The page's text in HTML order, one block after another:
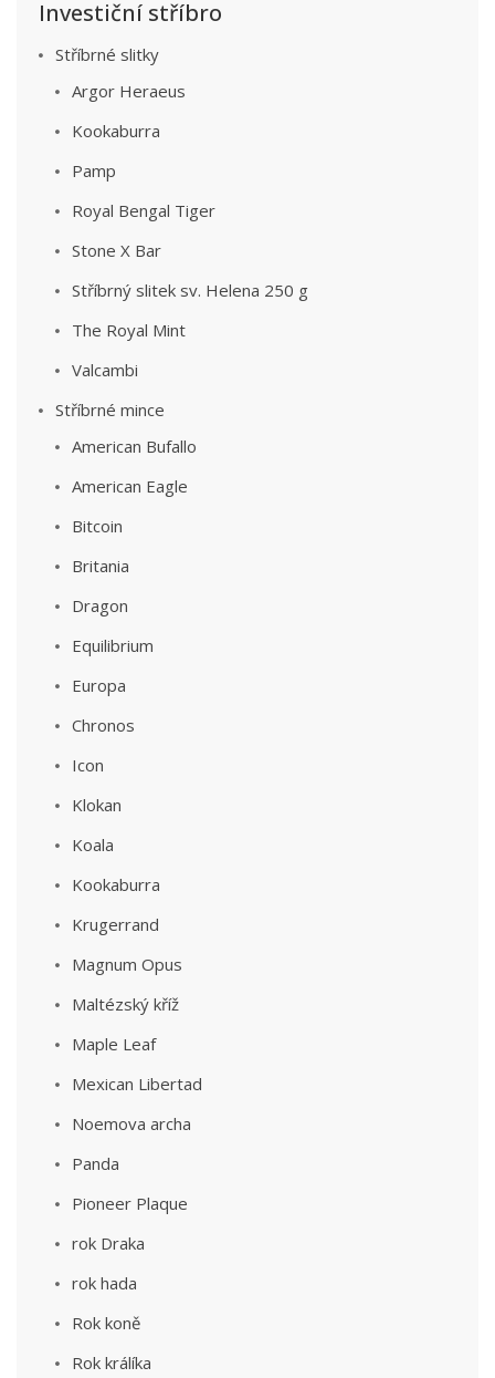
Investiční stříbro
Stříbrné slitky
Argor Heraeus
Kookaburra
Pamp
Royal Bengal Tiger
Stone X Bar
Stříbrný slitek sv. Helena 250 g
The Royal Mint
Valcambi
Stříbrné mince
American Bufallo
American Eagle
Bitcoin
Britania
Dragon
Equilibrium
Europa
Chronos
Icon
Klokan
Koala
Kookaburra
Krugerrand
Magnum Opus
Maltézský kříž
Maple Leaf
Mexican Libertad
Noemova archa
Panda
Pioneer Plaque
rok Draka
rok hada
Rok koně
Rok králíka